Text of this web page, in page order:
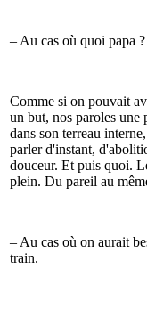
– Au cas où quoi papa ?
Comme si on pouvait
un but, nos paroles une
dans son terreau
parler d'instant,
douceur. Et puis quoi.
plein. Du pareil au
– Au cas où on aurait
train.